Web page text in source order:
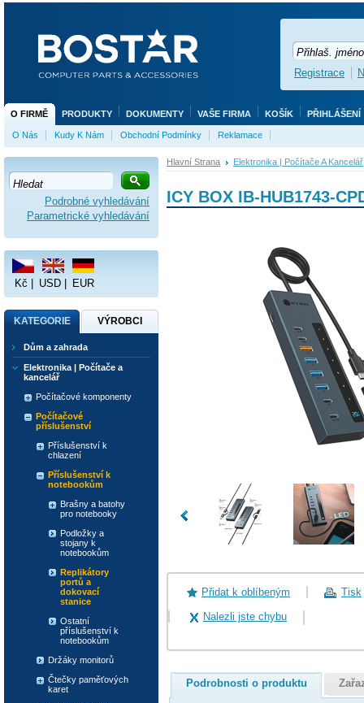
Hlavní Strana Elektronika | Počítače A Kancelář
ICY BOX IB-HUB1743-
Přidat k oblíbeným
Tisk
Nalezli jste chybu
Podrobnosti o produktu
Podrobné vyhledávání
Parametrické vyhledávání
Kč USD EUR
KATEGORIE VÝROBCI
Dům a zahrada
Elektronika | Počítače a
kancelář
Počítačové komponenty
Počítačové
příslušenství
Příslušenství k
chlazení
Příslušenství k
notebookům
Brašny a batohy
pro notebooky
Podložky a
stojany k
notebookům
Replikátory
portů a
dokovací
stanice
Ostatní
příslušenství k
notebookům
Držáky monitorů
Čtečky paměťových
karet
O FIRMĚ PRODUKTY DOKUMENTY VAŠE FIRMA KOŠÍK PŘIHLÁŠENÍ
O Nás Kudy K Nám Obchodní Podmínky Reklamace
Registrace